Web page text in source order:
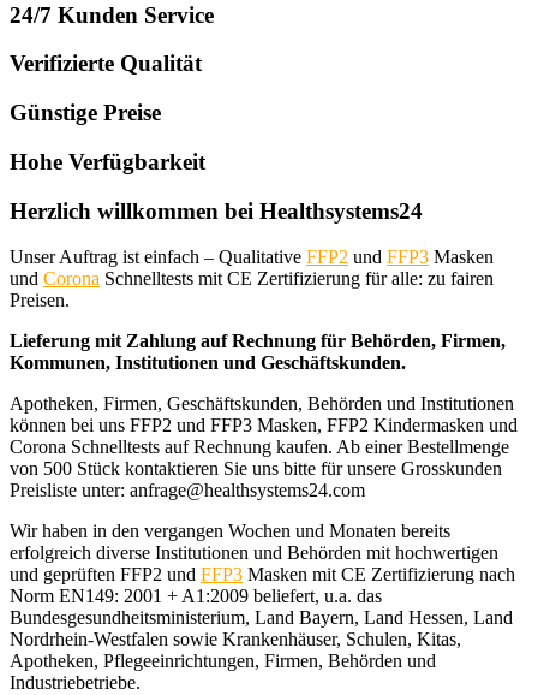
24/7 Kunden Service
Verifizierte Qualität
Günstige Preise
Hohe Verfügbarkeit
Herzlich willkommen bei Healthsystems24
Unser Auftrag ist einfach – Qualitative FFP2 und FFP3 Masken
und Corona Schnelltests mit CE Zertifizierung für alle: zu fairen
Preisen.
Lieferung mit Zahlung auf Rechnung für Behörden, Firmen,
Kommunen, Institutionen und Geschäftskunden.
Apotheken, Firmen, Geschäftskunden, Behörden und Institutionen
können bei uns FFP2 und FFP3 Masken, FFP2 Kindermasken und
Corona Schnelltests auf Rechnung kaufen. Ab einer Bestellmenge
von 500 Stück kontaktieren Sie uns bitte für unsere Grosskunden
Preisliste unter: anfrage@healthsystems24.com
Wir haben in den vergangen Wochen und Monaten bereits
erfolgreich diverse Institutionen und Behörden mit hochwertigen
und geprüften FFP2 und FFP3 Masken mit CE Zertifizierung nach
Norm EN149: 2001 + A1:2009 beliefert, u.a. das
Bundesgesundheitsministerium, Land Bayern, Land Hessen, Land
Nordrhein-Westfalen sowie Krankenhäuser, Schulen, Kitas,
Apotheken, Pflegeeinrichtungen, Firmen, Behörden und
Industriebetriebe.